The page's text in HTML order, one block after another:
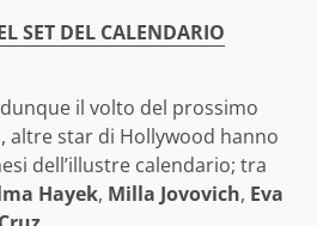
SET DEL CALENDARIO
il volto del prossimo
altre star di Hollywood hanno
dell’illustre calendario; tra
Hayek, Milla Jovovich, Eva